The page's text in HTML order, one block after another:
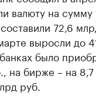
валюту на
72,6
выросли до
было
на бирже – на
руб.